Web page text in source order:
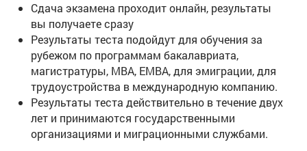
Сдача экзамена проходит онлайн, результаты
вы получаете сразу
Результаты теста подойдут для обучения за
рубежом по программам бакалавриата,
магистратуры, MBA, EMBA, для эмиграции, для
трудоустройства в международную компанию.
Результаты теста действительно в течение двух
лет и принимаются государственными
организациями и миграционными службами.